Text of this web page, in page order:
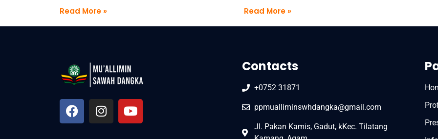
Read More » Read More »
Contacts
+0752 31871
ppmualliminswhdangka@gmail.com
Jl. Pakan Kamis, Gadut, kKec. Tilatang